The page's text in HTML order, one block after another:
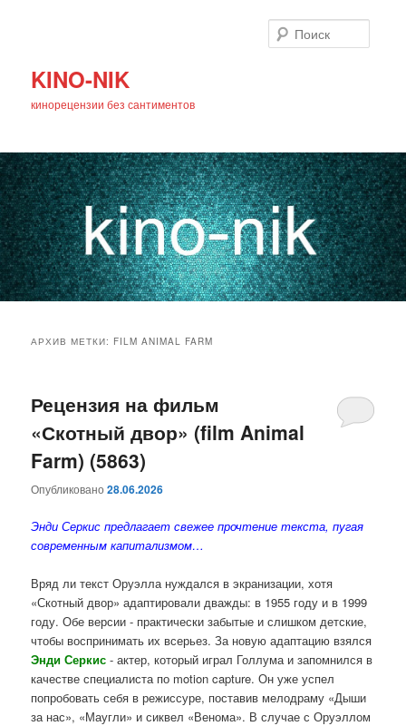
KINO-NIK
кинорецензии без сантиментов
основному
содержимому
дополнительному
содержимому
АРХИВ МЕТКИ: FILM ANIMAL FARM
Рецензия на фильм
«Скотный двор» (film Animal
Farm) (5863)
Опубликовано28.06.2026
Энди Серкис предлагает свежее прочтение текста, пугая
современным капитализмом…
Вряд ли текст Оруэлла нуждался в экранизации, хотя
«Скотный двор» адаптировали дважды: в 1955 году и в 1999
году. Обе версии - практически забытые и слишком детские,
чтобы воспринимать их всерьез. За новую адаптацию взялся
Энди Серкис - актер, который играл Голлума и запомнился в
качестве специалиста по motion capture. Он уже успел
попробовать себя в режиссуре, поставив мелодраму «Дыши
за нас», «Маугли» и сиквел «Венома». В случае с Оруэллом